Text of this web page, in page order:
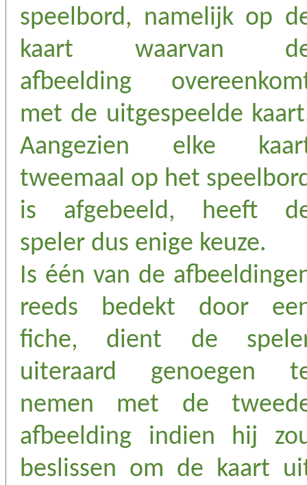
speelbord, namelijk op
kaart waarvan
afbeelding
met de uitgespeelde
Aangezien elke
tweemaal op het
is afgebeeld, heeft
speler dus enige keuze.
Is één van de
reeds bedekt door
fiche, dient de
uiteraard genoegen
nemen met de
afbeelding indien hij
beslissen om de kaart